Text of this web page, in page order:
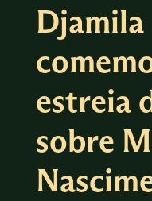
estreia
sobre